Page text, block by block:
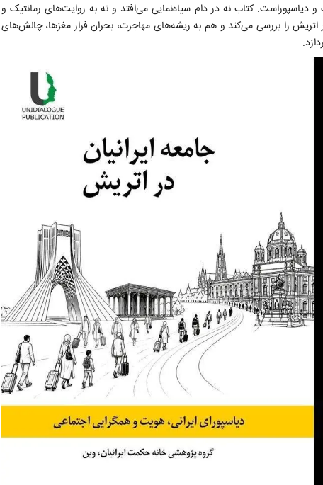
دیاسپوراست. کتاب نه در دام سیاه‌نمایی می‌افتد و نه به روایت‌های رمانتیک و
را بررسی می‌کند و هم به ریشه‌های مهاجرت، بحران فرار مغزها، چالش‌های